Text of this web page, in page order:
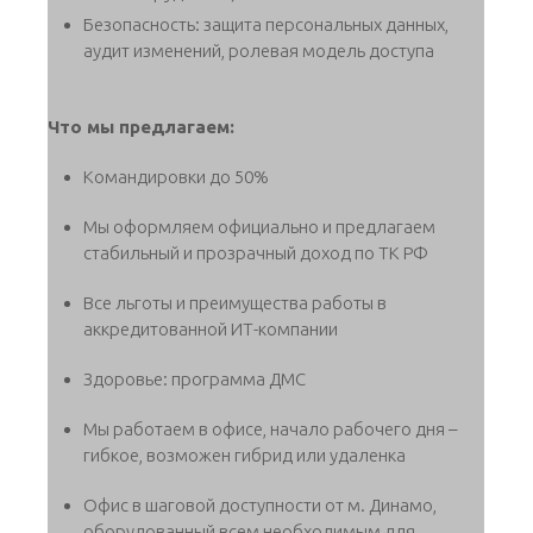
Безопасность: защита персональных данных,
аудит изменений, ролевая модель доступа
Что мы предлагаем:
Командировки до 50%
Мы оформляем официально и предлагаем
стабильный и прозрачный доход по ТК РФ
Все льготы и преимущества работы в
аккредитованной ИТ-компании
Здоровье: программа ДМС
Мы работаем в офисе, начало рабочего дня –
гибкое, возможен гибрид или удаленка
Офис в шаговой доступности от м. Динамо,